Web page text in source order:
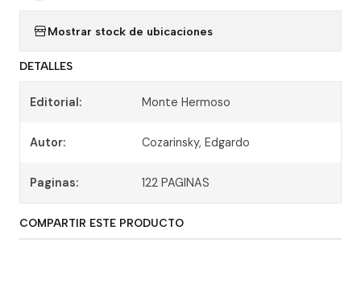
Mostrar stock de ubicaciones
DETALLES
Editorial: Monte Hermoso
Autor: Cozarinsky, Edgardo
Paginas: 122 PAGINAS
COMPARTIR ESTE PRODUCTO